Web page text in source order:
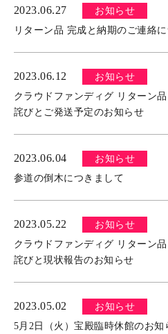
2023.06.27
お知らせ
リターン品 完成と納期のご連絡
2023.06.12
お知らせ
クラウドファンディグ リターン
詫びとご発送予定のお知らせ
2023.06.04
お知らせ
参道の倒木につきまして
2023.05.22
お知らせ
クラウドファンディグ リターン
詫びと現状報告のお知らせ
2023.05.02
お知らせ
5月2日（火）宝殿臨時休館のお知